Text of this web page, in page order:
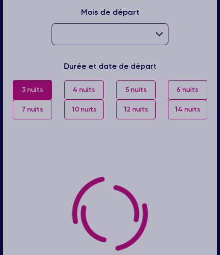
Mois de départ
Durée et date de départ
3 nuits 4 nuits 5 nuits 6 nuits
7 nuits 10 nuits 12 nuits 14 nuits